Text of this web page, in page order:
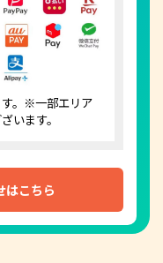
はこちら
。※一部エリア
います。